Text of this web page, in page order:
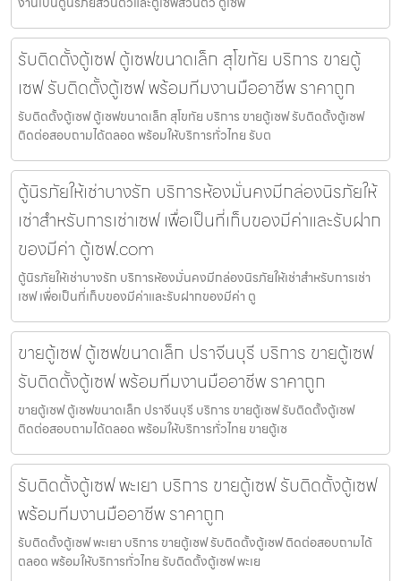
รับติดตั้งตู้เซฟ ตู้เซฟขนาดเล็ก สุโขทัย บริการ ขายตู้
เซฟ รับติดตั้งตู้เซฟ พร้อมทีมงานมืออาชีพ ราคาถูก
รับติดตั้งตู้เซฟ ตู้เซฟขนาดเล็ก สุโขทัย บริการ ขายตู้เซฟ รับติดตั้งตู้เซฟ
ติดต่อสอบถามได้ตลอด พร้อมให้บริการทั่วไทย รับต
ตู้นิรภัยให้เช่าบางรัก บริการห้องมั่นคงมีกล่องนิรภัยให้
เช่าสำหรับการเช่าเซฟ เพื่อเป็นที่เก็บของมีค่าและรับฝาก
ของมีค่า ตู้เซฟ.com
ตู้นิรภัยให้เช่าบางรัก บริการห้องมั่นคงมีกล่องนิรภัยให้เช่าสำหรับการเช่า
เซฟ เพื่อเป็นที่เก็บของมีค่าและรับฝากของมีค่า ตู
ขายตู้เซฟ ตู้เซฟขนาดเล็ก ปราจีนบุรี บริการ ขายตู้เซฟ
รับติดตั้งตู้เซฟ พร้อมทีมงานมืออาชีพ ราคาถูก
ขายตู้เซฟ ตู้เซฟขนาดเล็ก ปราจีนบุรี บริการ ขายตู้เซฟ รับติดตั้งตู้เซฟ
ติดต่อสอบถามได้ตลอด พร้อมให้บริการทั่วไทย ขายตู้เซ
รับติดตั้งตู้เซฟ พะเยา บริการ ขายตู้เซฟ รับติดตั้งตู้เซฟ
พร้อมทีมงานมืออาชีพ ราคาถูก
รับติดตั้งตู้เซฟ พะเยา บริการ ขายตู้เซฟ รับติดตั้งตู้เซฟ ติดต่อสอบถามได้
ตลอด พร้อมให้บริการทั่วไทย รับติดตั้งตู้เซฟ พะเย